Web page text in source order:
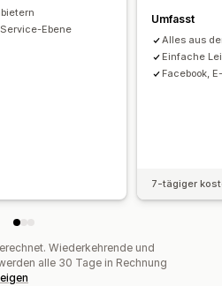
Ebene
Umfasst
Alles aus
Einfache
Facebook,
7-tägiger
Wiederkehrende und
alle 30 Tage in Rechnung